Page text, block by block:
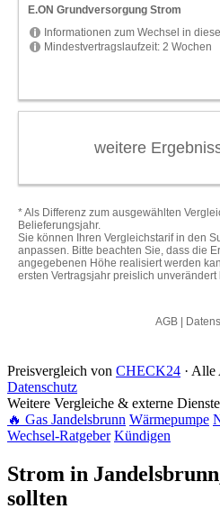
Preisvergleich von CHECK24 · Alle
Datenschutz
Weitere Vergleiche & externe Dienste
🔥 Gas Jandelsbrunn Wärmepumpe
Wechsel-Ratgeber Kündigen
Strom in
sollten